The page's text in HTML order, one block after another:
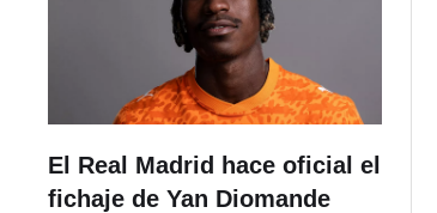
El Real Madrid hace oficial el
fichaje de Yan Diomande